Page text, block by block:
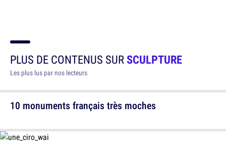
PLUS DE CONTENUS SURSCULPTURE
Les plus lus par nos lecteurs
10 monuments français très moches